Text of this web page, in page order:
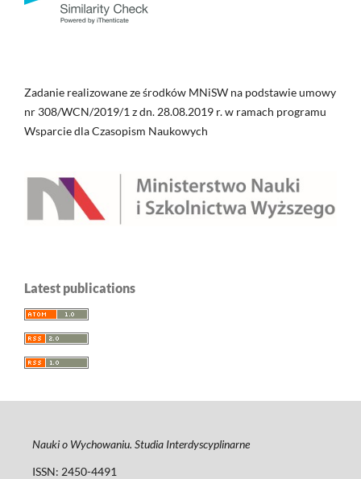
Zadanie realizowane ze środków MNiSW na podstawie umowy
nr 308/WCN/2019/1 z dn. 28.08.2019 r. w ramach programu
Wsparcie dla Czasopism Naukowych
Latest publications
Nauki o Wychowaniu. Studia Interdyscyplinarne
ISSN: 2450-4491